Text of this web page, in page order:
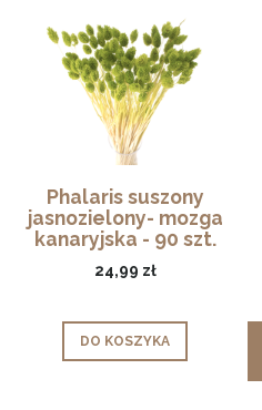
Phalaris suszony
jasnozielony- mozga
kanaryjska - 90 szt.
24,99 zł
DO KOSZYKA